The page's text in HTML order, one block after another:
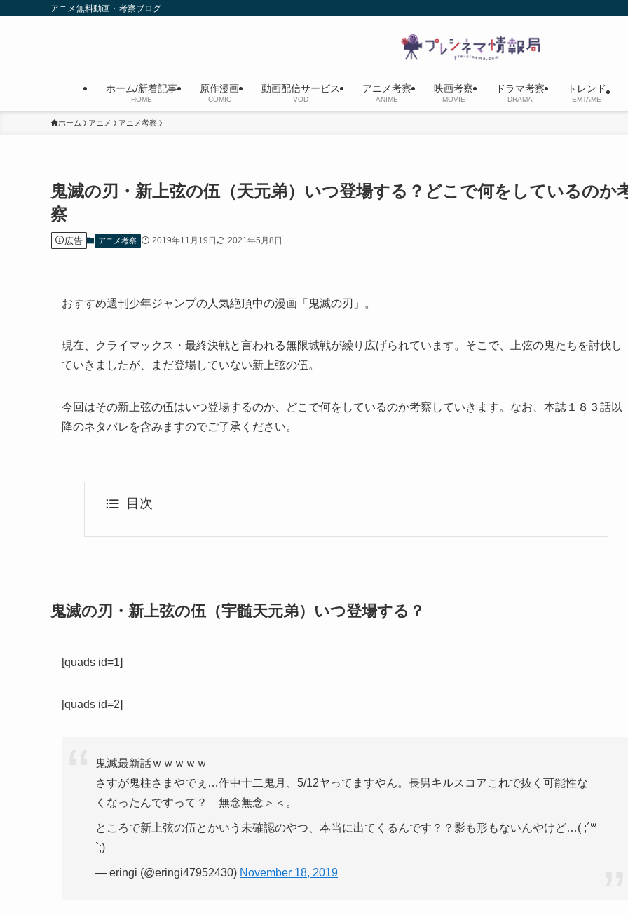
アニメ無料動画・考察ブログ
ホーム/新着記事
HOME
原作漫画
COMIC
動画配信サービス
VOD
アニメ考察
ANIME
映画考察
MOVIE
ドラマ考察
DRAMA
トレンド
EMTAME
ホーム アニメ アニメ考察
鬼滅の刃・新上弦の伍（天元弟）いつ登場する？どこで何をしているのか
察
広告 アニメ考察 2019年11月19日 2021年5月8日
おすすめ週刊少年ジャンプの人気絶頂中の漫画「鬼滅の刃」。
現在、クライマックス・最終決戦と言われる無限城戦が繰り広げられています。そこで、上弦の鬼たちを討伐し
ていきましたが、まだ登場していない新上弦の伍。
今回はその新上弦の伍はいつ登場するのか、どこで何をしているのか考察していきます。なお、本誌１８３話以
降のネタバレを含みますのでご了承ください。
目次
鬼滅の刃・新上弦の伍（宇髄天元弟）いつ登場する？
[quads id=1]
[quads id=2]
鬼滅最新話ｗｗｗｗｗ
さすが鬼柱さまやでぇ…作中十二鬼月、5/12ヤってますやん。長男キルスコアこれで抜く可能性な
くなったんですって？ 無念無念＞＜。
ところで新上弦の伍とかいう未確認のやつ、本当に出てくるんです？？影も形もないんやけど…( ;´꒳
`;)
— eringi (@eringi47952430) November 18, 2019